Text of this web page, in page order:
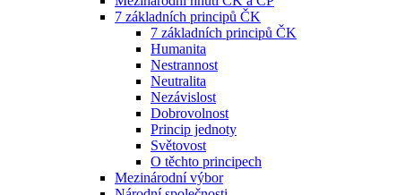
7 základních principů ČK
7 základních principů ČK
Humanita
Nestrannost
Neutralita
Nezávislost
Dobrovolnost
Princip jednoty
Světovost
O těchto principech
Mezinárodní výbor